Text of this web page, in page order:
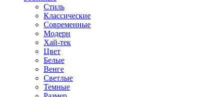
Стиль
Классические
Современные
Модерн
Хай-тек
Цвет
Белые
Венге
Светлые
Темные